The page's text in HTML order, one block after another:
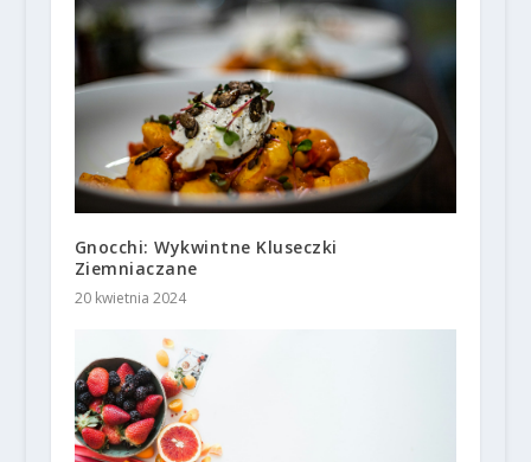
Gnocchi: Wykwintne Kluseczki
Ziemniaczane
20 kwietnia 2024